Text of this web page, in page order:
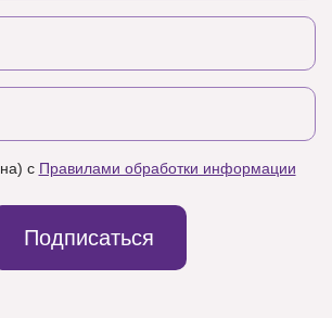
с Правилами обработки информации
Подписаться